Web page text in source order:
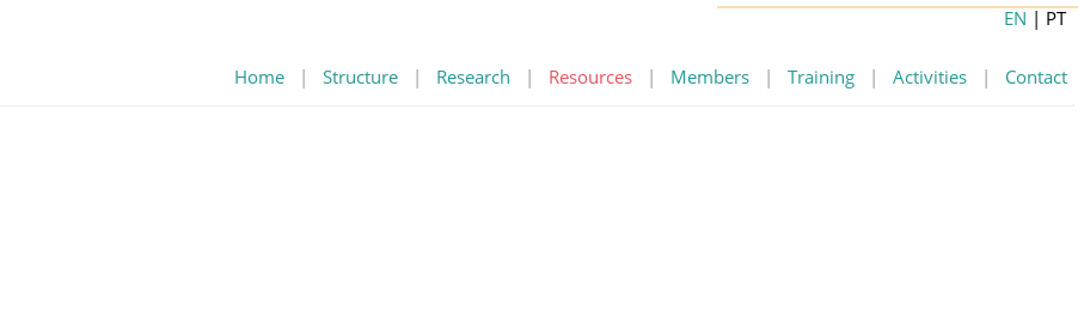
Home | Structure | Research | Resources | Members | Training | Activities | Contact
EN | PT